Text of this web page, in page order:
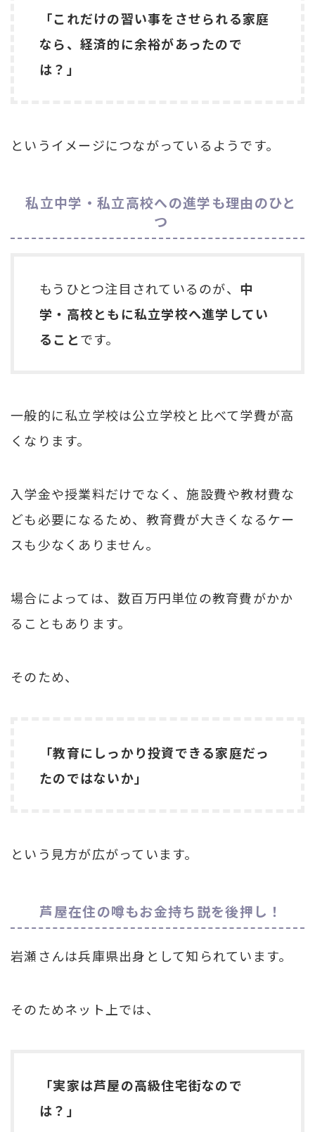
「これだけの習い事をさせられる家庭
なら、経済的に余裕があったので
は？」
というイメージにつながっているようです。
私立中学・私立高校への進学も理由のひと
つ
もうひとつ注目されているのが、 中
学・高校ともに私立学校へ進学してい
ることです。
一般的に私立学校は公立学校と比べて学費が高
くなります。
入学金や授業料だけでなく、施設費や教材費な
ども必要になるため、教育費が大きくなるケー
スも少なくありません。
場合によっては、数百万円単位の教育費がかか
ることもあります。
そのため、
「教育にしっかり投資できる家庭だっ
たのではないか」
という見方が広がっています。
芦屋在住の噂もお金持ち説を後押し！
岩瀬さんは兵庫県出身として知られています。
そのためネット上では、
「実家は芦屋の高級住宅街なので
は？」